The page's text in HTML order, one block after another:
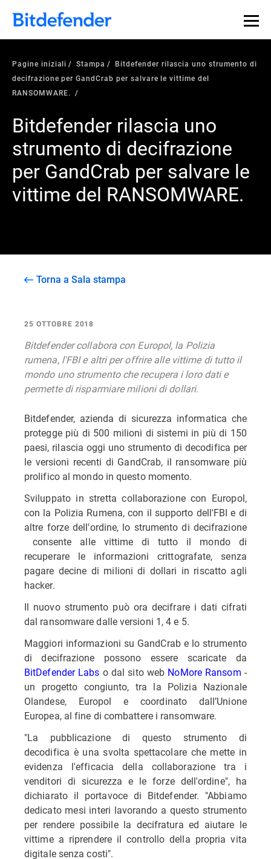
Pagine iniziali Stampa
Bitdefender rilascia uno strumento di
decifrazione per GandCrab per salvare le vittime del
RANSOMWARE.
Bitdefender rilascia uno
strumento di decifrazione
per GandCrab per salvare le
vittime del RANSOMWARE.
Torna a Sala stampa
25 OTTOBRE 2018
Bitdefender collabora con Europol, la Polizia
rumena, l'FBI e altri per offrire alle vittime di tutto il
mondo uno strumento che recupera i loro dati e
permette di risparmiare milioni di dollari.
Bitdefender, azienda di sicurezza informatica che
protegge più di 500 milioni di sistemi in più di 150
paesi, rilascia oggi uno strumento di decodifica per
le versioni recenti di GandCrab, il ransomware più
prolifico al mondo in questo momento.
Sviluppato in stretta collaborazione con Europol,
con la Polizia Rumena, con il supporto dell'FBI e di
altre forze dell'ordine, lo strumento di decifrazione
consente alle vittime di tutto il mondo di
recuperare le informazioni crittografate, senza
pagare decine di milioni di dollari in riscatto agli
hacker.
Il nuovo strumento può ora decifrare i dati cifrati
dal ransomware dalle versioni 1, 4 e 5.
Maggiori informazioni su GandCrab e lo strumento
di decifrazione possono essere scaricate da
BitDefender Labs o dal sito web NoMore Ransom -
un progetto congiunto, tra la Polizia Nazionale
Olandese, Europol e coordinato dall’Unione
Europea, al fine di combattere i ransomware.
"La pubblicazione di questo strumento di
decodifica è una svolta spettacolare che mette in
evidenza l'efficacia della collaborazione tra i
venditori di sicurezza e le forze dell'ordine", ha
dichiarato il portavoce di Bitdefender. "Abbiamo
dedicato mesi interi lavorando a questo strumento
per rendere possibile la decifratura ed aiutare le
vittime a riprendere il controllo della propria vita
digitale senza costi".